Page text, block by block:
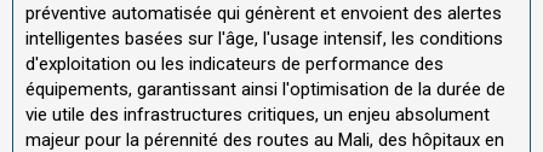
préventive automatisée qui génèrent et envoient des alertes
intelligentes basées sur l'âge, l'usage intensif, les conditions
d'exploitation ou les indicateurs de performance des
équipements, garantissant ainsi l'optimisation de la durée de
vie utile des infrastructures critiques, un enjeu absolument
majeur pour la pérennité des routes au Mali, des hôpitaux en